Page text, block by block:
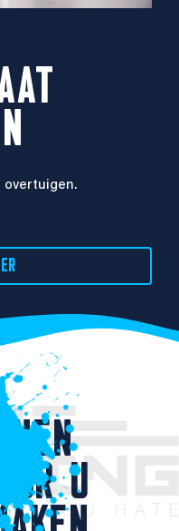
overtuigen.
U